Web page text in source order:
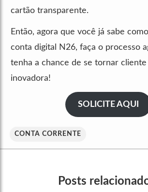
cartão transparente.
Então, agora que você já sabe
conta digital N26, faça o processo
tenha a chance de se tornar cliente
inovadora!
SOLICITE AQUI
CONTA CORRENTE
Posts